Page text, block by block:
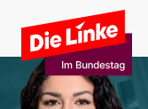
Zum Hauptinhalt springen